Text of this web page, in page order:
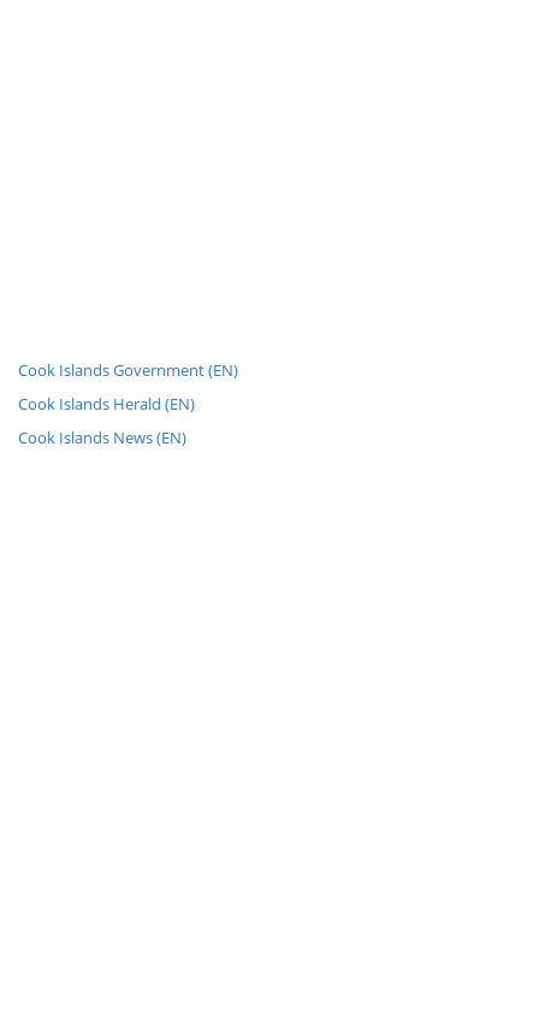
Cook Islands Government (EN)
Cook Islands Herald (EN)
Cook Islands News (EN)